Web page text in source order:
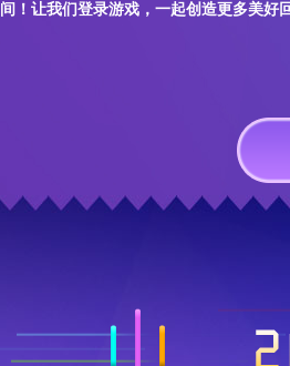
间！让我们登录游戏，一起创造更多美好